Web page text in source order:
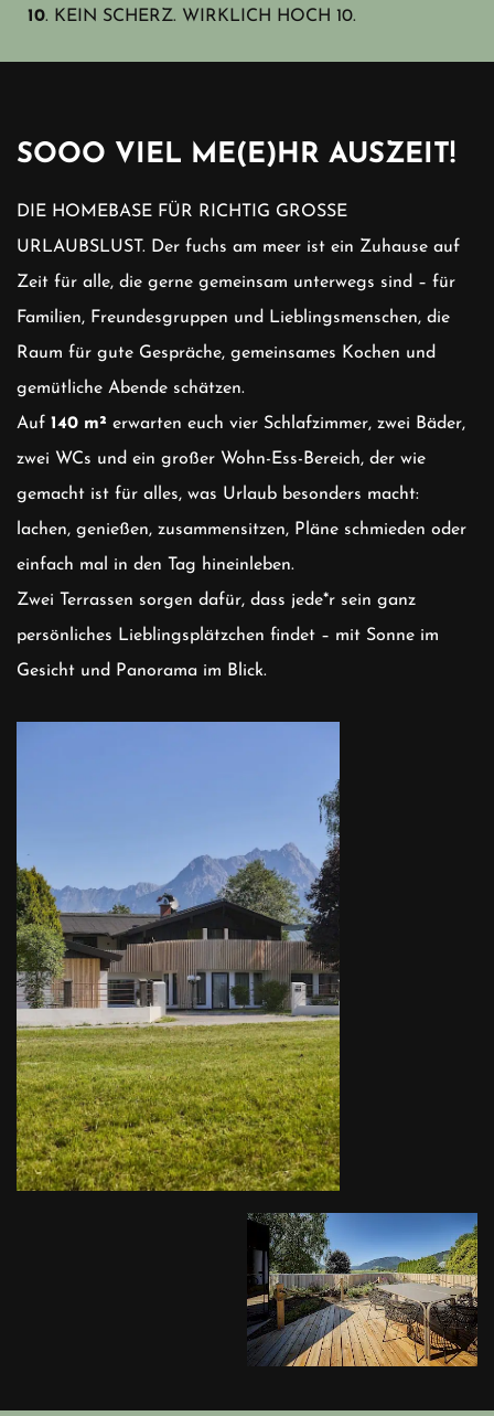
10. KEIN SCHERZ. WIRKLICH HOCH 10.
SOOO VIEL ME(E)HR AUSZEIT!
DIE HOMEBASE FÜR RICHTIG GROSSE
URLAUBSLUST. Der fuchs am meer ist ein Zuhause auf
Zeit für alle, die gerne gemeinsam unterwegs sind – für
Familien, Freundesgruppen und Lieblingsmenschen, die
Raum für gute Gespräche, gemeinsames Kochen und
gemütliche Abende schätzen.
Auf 140 m² erwarten euch vier Schlafzimmer, zwei Bäder,
zwei WCs und ein großer Wohn-Ess-Bereich, der wie
gemacht ist für alles, was Urlaub besonders macht:
lachen, genießen, zusammensitzen, Pläne schmieden oder
einfach mal in den Tag hineinleben.
Zwei Terrassen sorgen dafür, dass jede*r sein ganz
persönliches Lieblingsplätzchen findet – mit Sonne im
Gesicht und Panorama im Blick.